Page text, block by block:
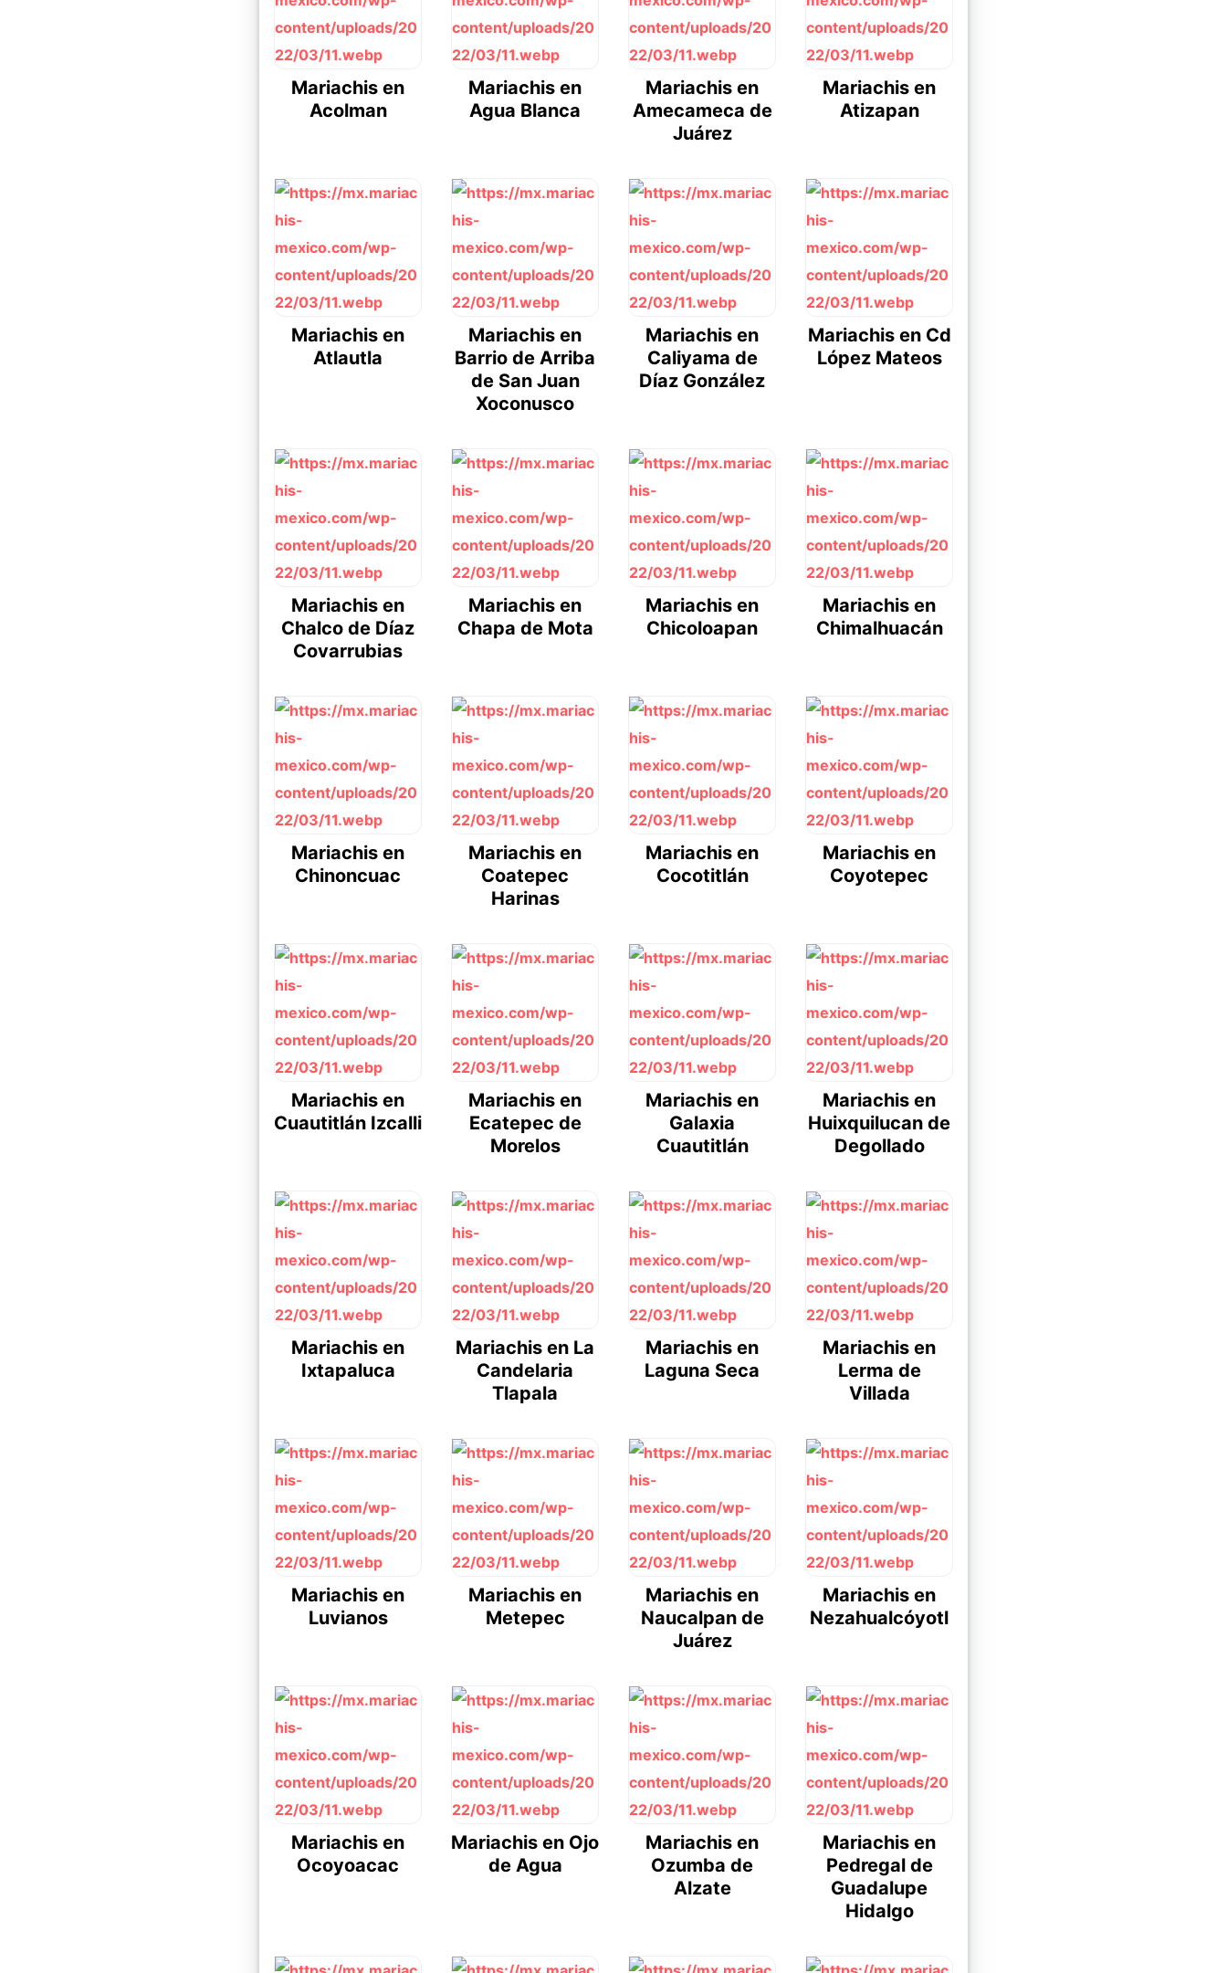
Mariachis en
Acolman
Mariachis en
Agua Blanca
Mariachis en
Amecameca de
Juárez
Mariachis en
Atizapan
Mariachis en
Atlautla
Mariachis en
Barrio de Arriba
de San Juan
Xoconusco
Mariachis en
Caliyama de
Díaz González
Mariachis en Cd
López Mateos
Mariachis en
Chalco de Díaz
Covarrubias
Mariachis en
Chapa de Mota
Mariachis en
Chicoloapan
Mariachis en
Chimalhuacán
Mariachis en
Chinoncuac
Mariachis en
Coatepec
Harinas
Mariachis en
Cocotitlán
Mariachis en
Coyotepec
Mariachis en
Cuautitlán Izcalli
Mariachis en
Ecatepec de
Morelos
Mariachis en
Galaxia
Cuautitlán
Mariachis en
Huixquilucan de
Degollado
Mariachis en
Ixtapaluca
Mariachis en La
Candelaria
Tlapala
Mariachis en
Laguna Seca
Mariachis en
Lerma de
Villada
Mariachis en
Luvianos
Mariachis en
Metepec
Mariachis en
Naucalpan de
Juárez
Mariachis en
Nezahualcóyotl
Mariachis en
Ocoyoacac
Mariachis en Ojo
de Agua
Mariachis en
Ozumba de
Alzate
Mariachis en
Pedregal de
Guadalupe
Hidalgo